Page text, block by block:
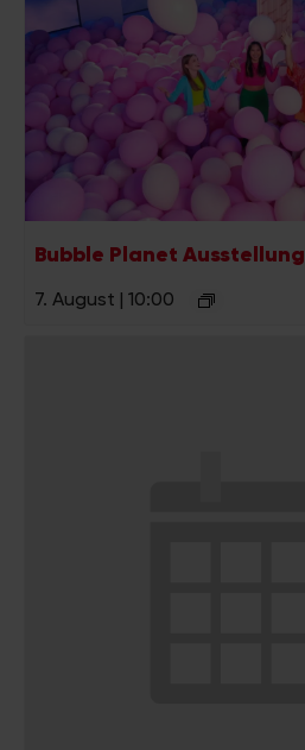
Bubble Planet Ausstellung
7. August | 10:00